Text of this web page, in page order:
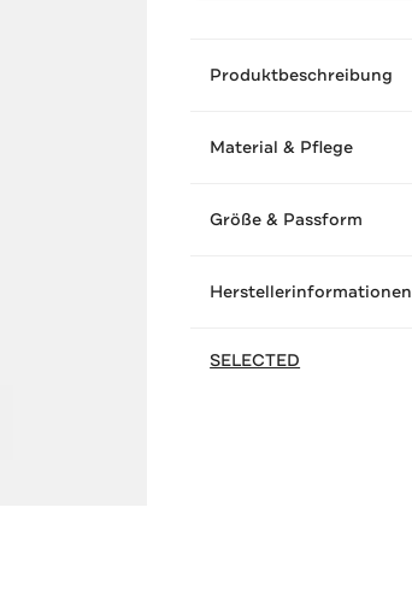
Produktbeschreibung
Material & Pflege
Größe & Passform
Herstellerinformationen
SELECTED